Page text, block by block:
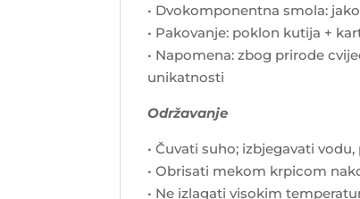
• Dvokomponentna smola:
• Pakovanje: poklon kutija +
• Napomena: zbog prirode
unikatnosti
Održavanje
• Čuvati suho; izbjegavati
• Obrisati mekom krpicom
• Ne izlagati visokim